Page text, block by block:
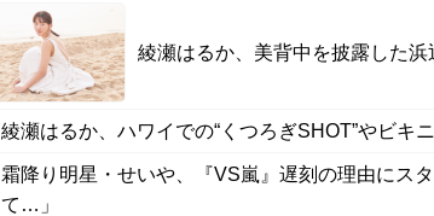
綾瀬はるか、美背中を披露した浜
綾瀬はるか、ハワイでの“くつろぎSHOT”やビキ
霜降り明星・せいや、『VS嵐』遅刻の理由にス
て…」